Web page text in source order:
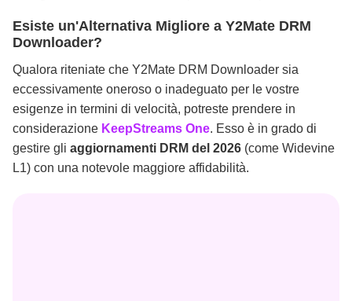
Esiste un'Alternativa Migliore a Y2Mate DRM
Downloader?
Qualora riteniate che Y2Mate DRM Downloader sia
eccessivamente oneroso o inadeguato per le vostre
esigenze in termini di velocità, potreste prendere in
considerazione KeepStreams One. Esso è in grado di
gestire gli aggiornamenti DRM del 2026 (come Widevine
L1) con una notevole maggiore affidabilità.